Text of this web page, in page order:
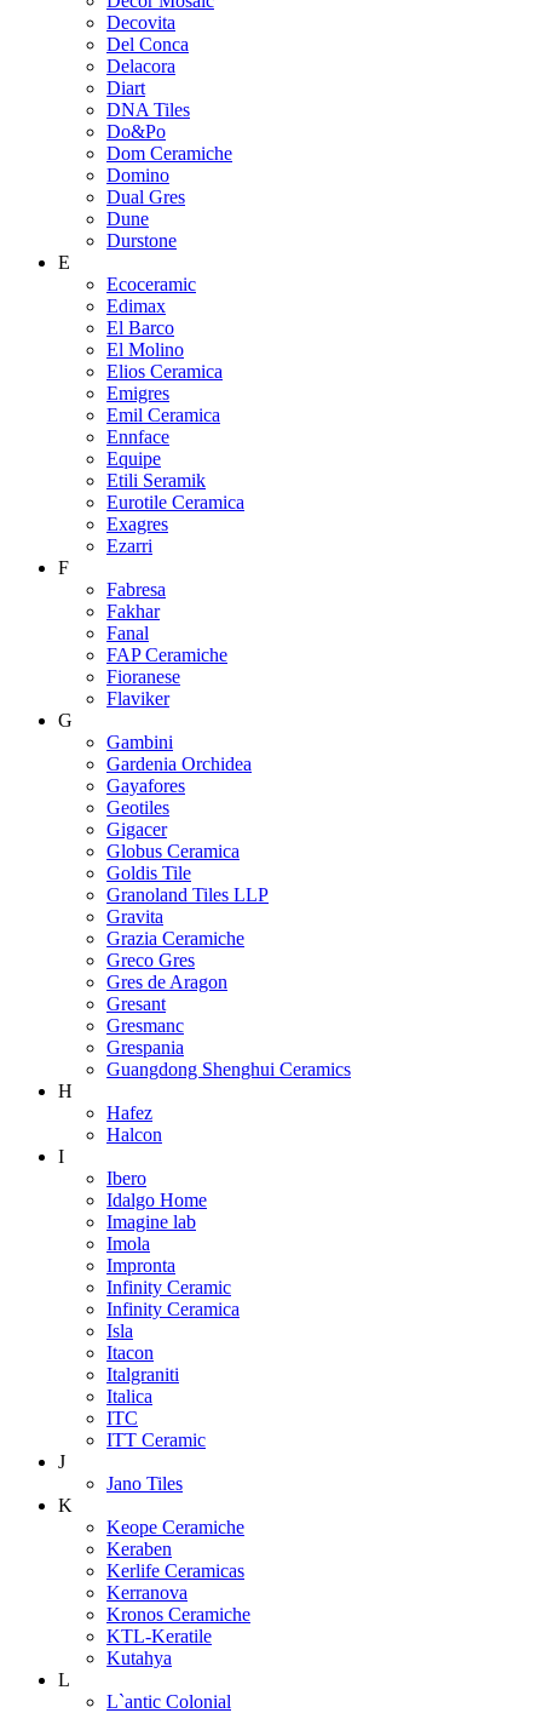
Decovita
Del Conca
Delacora
Diart
DNA Tiles
Do&Po
Dom Ceramiche
Domino
Dual Gres
Dune
Durstone
E
Ecoceramic
Edimax
El Barco
El Molino
Elios Ceramica
Emigres
Emil Ceramica
Ennface
Equipe
Etili Seramik
Eurotile Ceramica
Exagres
Ezarri
F
Fabresa
Fakhar
Fanal
FAP Ceramiche
Fioranese
Flaviker
G
Gambini
Gardenia Orchidea
Gayafores
Geotiles
Gigacer
Globus Ceramica
Goldis Tile
Granoland Tiles LLP
Gravita
Grazia Ceramiche
Greco Gres
Gres de Aragon
Gresant
Gresmanc
Grespania
Guangdong Shenghui Ceramics
H
Hafez
Halcon
I
Ibero
Idalgo Home
Imagine lab
Imola
Impronta
Infinity Ceramic
Infinity Ceramica
Isla
Itacon
Italgraniti
Italica
ITC
ITT Ceramic
J
Jano Tiles
K
Keope Ceramiche
Keraben
Kerlife Ceramicas
Kerranova
Kronos Ceramiche
KTL-Keratile
Kutahya
L
L`antic Colonial